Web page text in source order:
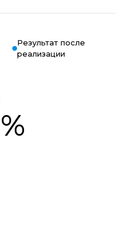
Результат после
реализации
%